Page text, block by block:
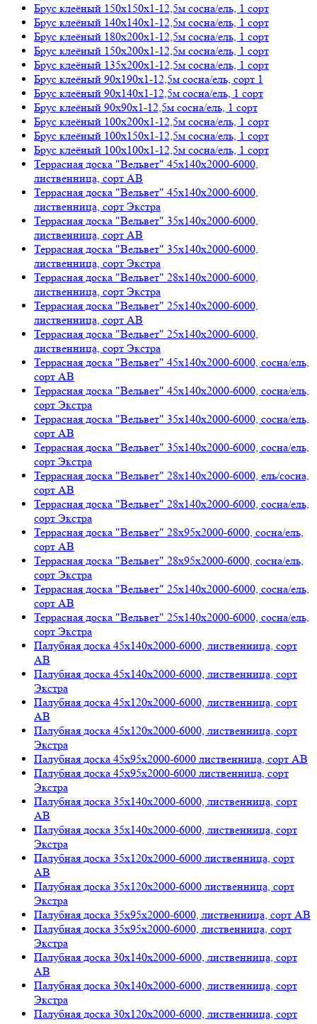
Брус клеёный 150х150х1-12,5м сосна/ель, 1 сорт
Брус клеёный 140х140х1-12,5м сосна/ель, 1 сорт
Брус клеёный 180х200х1-12,5м сосна/ель, 1 сорт
Брус клеёный 150х200х1-12,5м сосна/ель, 1 сорт
Брус клеёный 135х200х1-12,5м сосна/ель, 1 сорт
Брус клеёный 90х190х1-12,5м сосна/ель, сорт 1
Брус клеёный 90х140х1-12,5м сосна/ель, 1 сорт
Брус клеёный 90х90х1-12,5м сосна/ель, 1 сорт
Брус клеёный 100х200х1-12,5м сосна/ель, 1 сорт
Брус клеёный 100х150х1-12,5м сосна/ель, 1 сорт
Брус клеёный 100х100х1-12,5м сосна/ель, 1 сорт
Террасная доска "Вельвет" 45х140х2000-6000,
лиственница, сорт AB
Террасная доска "Вельвет" 45х140х2000-6000,
лиственница, сорт Экстра
Террасная доска "Вельвет" 35х140х2000-6000,
лиственница, сорт AB
Террасная доска "Вельвет" 35х140х2000-6000,
лиственница, сорт Экстра
Террасная доска "Вельвет" 28х140х2000-6000,
лиственница, сорт Экстра
Террасная доска "Вельвет" 25х140х2000-6000,
лиственница, сорт AB
Террасная доска "Вельвет" 25х140х2000-6000,
лиственница, сорт Экстра
Террасная доска "Вельвет" 45х140х2000-6000, сосна/ель,
сорт AB
Террасная доска "Вельвет" 45х140х2000-6000, сосна/ель,
сорт Экстра
Террасная доска "Вельвет" 35х140х2000-6000, сосна/ель,
сорт АВ
Террасная доска "Вельвет" 35х140х2000-6000, сосна/ель,
сорт Экстра
Террасная доска "Вельвет" 28х140х2000-6000, ель/сосна,
сорт AB
Террасная доска "Вельвет" 28х140х2000-6000, сосна/ель,
сорт Экстра
Террасная доска "Вельвет" 28х95х2000-6000, сосна/ель,
сорт AB
Террасная доска "Вельвет" 28х95х2000-6000, сосна/ель,
сорт Экстра
Террасная доска "Вельвет" 25х140х2000-6000, сосна/ель,
сорт AB
Террасная доска "Вельвет" 25х140х2000-6000, сосна/ель,
сорт Экстра
Палубная доска 45х140х2000-6000, лиственница, сорт
АВ
Палубная доска 45х140х2000-6000, лиственница, сорт
Экстра
Палубная доска 45х120х2000-6000, лиственница, сорт
АВ
Палубная доска 45х120х2000-6000, лиственница, сорт
Экстра
Палубная доска 45х95х2000-6000 лиственница, сорт АВ
Палубная доска 45х95х2000-6000 лиственница, сорт
Экстра
Палубная доска 35х140х2000-6000, лиственница, сорт
АВ
Палубная доска 35х140х2000-6000, лиственница, сорт
Экстра
Палубная доска 35х120х2000-6000 лиственница, сорт
АВ
Палубная доска 35х120х2000-6000 лиственница, сорт
Экстра
Палубная доска 35х95х2000-6000, лиственница, сорт АВ
Палубная доска 35х95х2000-6000, лиственница, сорт
Экстра
Палубная доска 30х140х2000-6000, лиственница, сорт
АВ
Палубная доска 30х140х2000-6000, лиственница, сорт
Экстра
Палубная доска 30х120х2000-6000, лиственница, сорт